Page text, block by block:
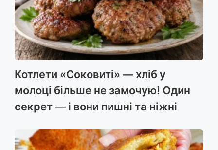
Котлети «Соковиті» — хліб у
молоці більше не замочую! Один
секрет — і вони пишні та ніжні